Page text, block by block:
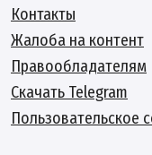
Контакты
Жалоба на контент
Правообладателям
Скачать Telegram
Пользовательское